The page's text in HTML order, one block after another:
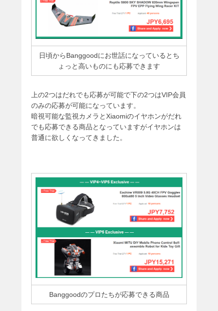
日頃からBanggoodにお世話になっているとち
ょっと高いものにも応募できます
上の2つはだれでも応募が可能で下の2つはVIP会員
のみの応募が可能になっています。
暗視可能な監視カメラとXiaomiのイヤホンがだれ
でも応募できる商品となっていますがイヤホンは
普通に欲しくなってきました。
Banggoodのプロたちが応募できる商品